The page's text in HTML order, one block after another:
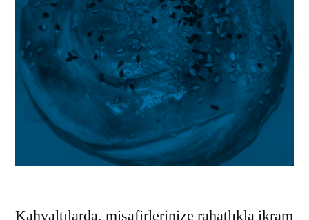
Kahvaltılarda, misafirlerinize rahatlıkla ikram